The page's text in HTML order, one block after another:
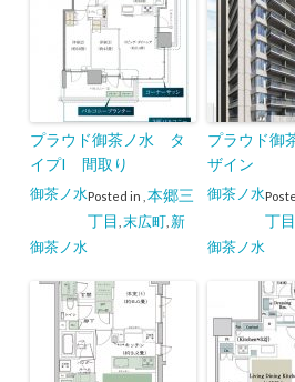
プラウド御茶ノ水 タ
イプI 間取り
Posted in
御茶ノ水
本郷三
丁目 末広町 新
御茶ノ水
プラウド
ザイン
御茶ノ水
丁目
御茶ノ水